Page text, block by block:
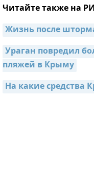
Читайте также на
Жизнь после
Ураган повредил
пляжей в Крыму
На какие средства